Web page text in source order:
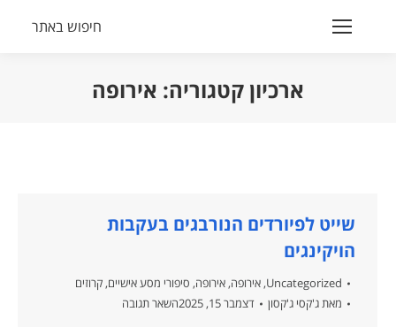
Search:
חיפוש באתר
ארכיון קטגוריה: אירופה
שייט לפיורדים הנורבגים בעקבות
הויקינגים
Uncategorized
, אירופה, אירופה, סיפורי מסע אישיים, קרוזים
מאתג'קסי ג'קסון דצמבר 15, 2025 השאר תגובה